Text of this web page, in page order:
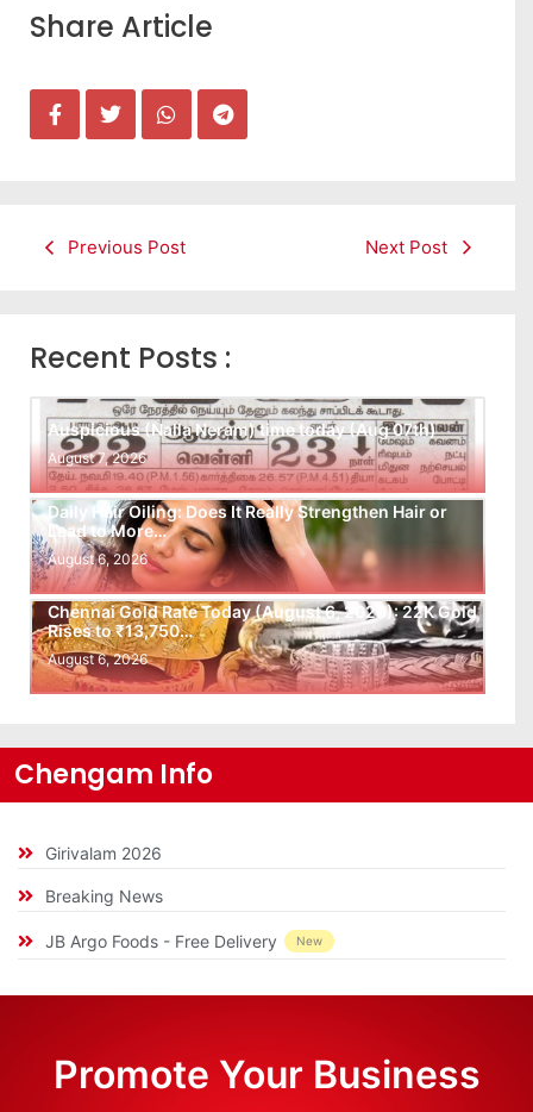
Share Article
Previous Post Next Post
Recent Posts :
Auspicious (Nalla Neram) time today (Aug 07th)
August 7, 2026
Daily Hair Oiling: Does It Really Strengthen Hair or
Lead to More…
August 6, 2026
Chennai Gold Rate Today (August 6, 2026): 22K Gold
Rises to ₹13,750…
August 6, 2026
Chengam Info
Girivalam 2026
Breaking News
JB Argo Foods - Free Delivery New
Promote Your Business